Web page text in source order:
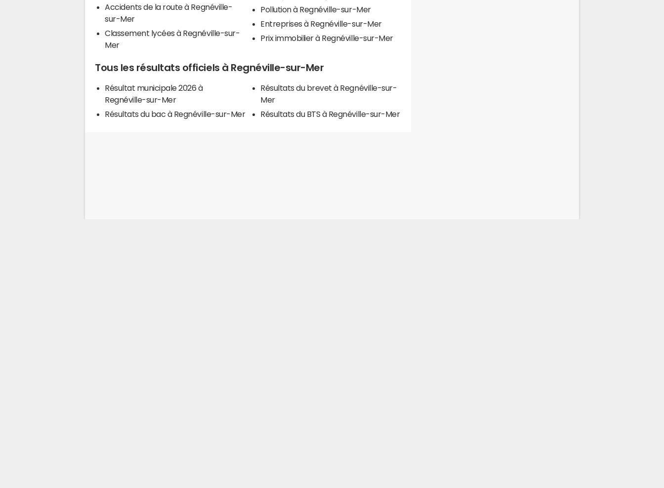
Accidents de la route à Regnéville-
sur-Mer
Classement lycées à Regnéville-sur-
Mer
Pollution à Regnéville-sur-Mer
Entreprises à Regnéville-sur-Mer
Prix immobilier à Regnéville-sur-Mer
Tous les résultats officiels à Regnéville-sur-Mer
Résultat municipale 2026 à
Regnéville-sur-Mer
Résultats du bac à Regnéville-sur-Mer
Résultats du brevet à Regnéville-sur-
Mer
Résultats du BTS à Regnéville-sur-Mer